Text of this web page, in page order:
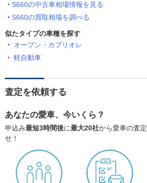
S660の中古車相場情報を見る
S660の買取相場を調べる
似たタイプの車種を探す
オープン・カブリオレ
軽自動車
査定を依頼する
あなたの愛車、今いくら？
申込み最短3時間後に最大20社から愛車の査
せ！